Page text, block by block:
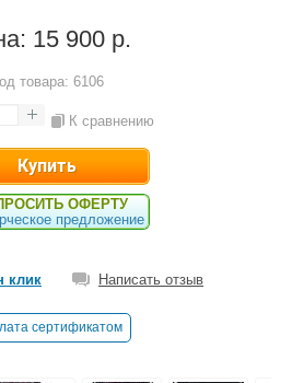
15 900 р.
товара: 6106
К сравнению
ОФЕРТУ
предложение
клик Написать отзыв
сертификатом